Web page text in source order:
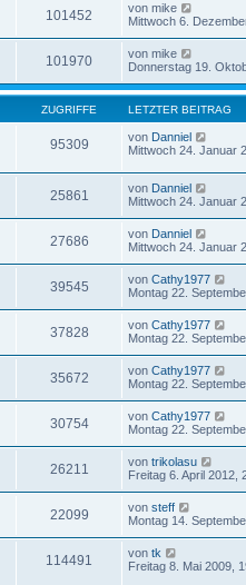
101452 von mike
Mittwoch 6.
101970 von mike
Donnerstag 19.
ZUGRIFFE LETZTER BEITRAG
95309 von Danniel
Mittwoch 24. Januar
25861 von Danniel
Mittwoch 24. Januar
27686 von Danniel
Mittwoch 24. Januar
39545 von Cathy1977
Montag 22.
37828 von Cathy1977
Montag 22.
35672 von Cathy1977
Montag 22.
30754 von Cathy1977
Montag 22.
26211 von trikolasu
Freitag 6. April 2012,
22099 von steff
Montag 14.
114491 von tk
Freitag 8. Mai 2009,